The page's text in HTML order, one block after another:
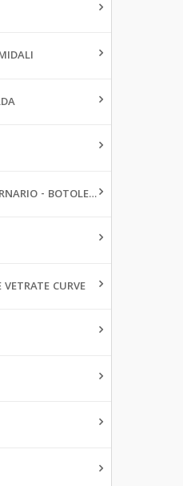
CUPOLINO - LUCERNARIO - BOTOLE DA PAVIMENTO
CURVE